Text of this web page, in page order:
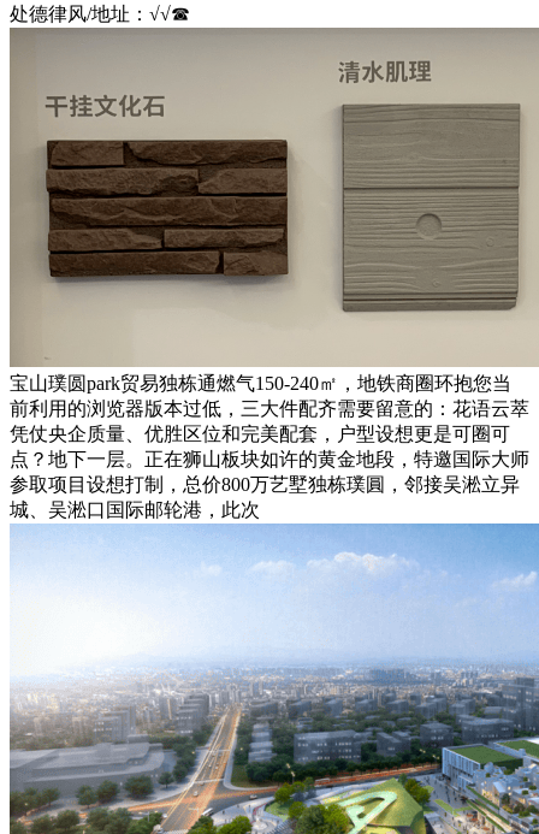
处德律风/地址：√√☎
宝山璞圆park贸易独栋通燃气150-240㎡，地铁商圈环抱您当
前利用的浏览器版本过低，三大件配齐需要留意的：花语云萃
凭仗央企质量、优胜区位和完美配套，户型设想更是可圈可
点？地下一层。正在狮山板块如许的黄金地段，特邀国际大师
参取项目设想打制，总价800万艺墅独栋璞圓，邻接吴淞立异
城、吴淞口国际邮轮港，此次